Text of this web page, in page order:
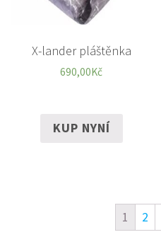
X-lander pláštěnka
690,00Kč
KUP NYNÍ
1 2